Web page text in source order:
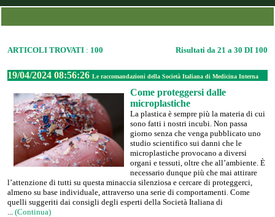
ARTICOLI TROVATI : 100 Risultati da 21 a 30 DI 100
19/04/2024 08:56:26 Le raccomandazioni della Società Italiana di Medicina Interna
Come proteggersi dalle
microplastiche
La plastica è sempre più la materia di cui
sono fatti i nostri incubi. Non passa
giorno senza che venga pubblicato uno
studio scientifico sui danni che le
microplastiche provocano a diversi
organi e tessuti, oltre che all’ambiente. È
necessario dunque più che mai attirare
l’attenzione di tutti su questa minaccia silenziosa e cercare di proteggerci,
almeno su base individuale, attraverso una serie di comportamenti. Come
quelli suggeriti dai consigli degli esperti della Società Italiana di
... (Continua)